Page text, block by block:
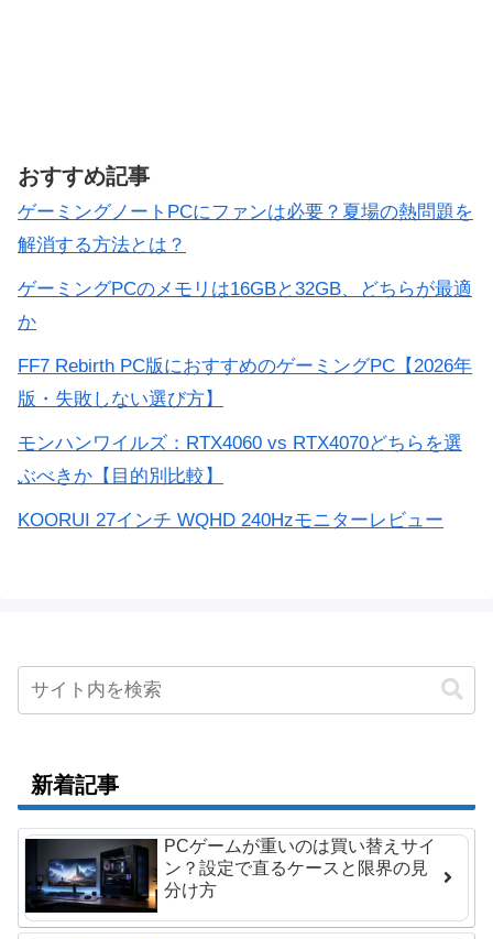
おすすめ記事
ゲーミングノートPCにファンは必要？夏場の熱問題を
解消する方法とは？
ゲーミングPCのメモリは16GBと32GB、どちらが最適
か
FF7 Rebirth PC版におすすめのゲーミングPC【2026年
版・失敗しない選び方】
モンハンワイルズ：RTX4060 vs RTX4070どちらを選
ぶべきか【目的別比較】
KOORUI 27インチ WQHD 240Hzモニターレビュー
新着記事
PCゲームが重いのは買い替えサイ
ン？設定で直るケースと限界の見
分け方